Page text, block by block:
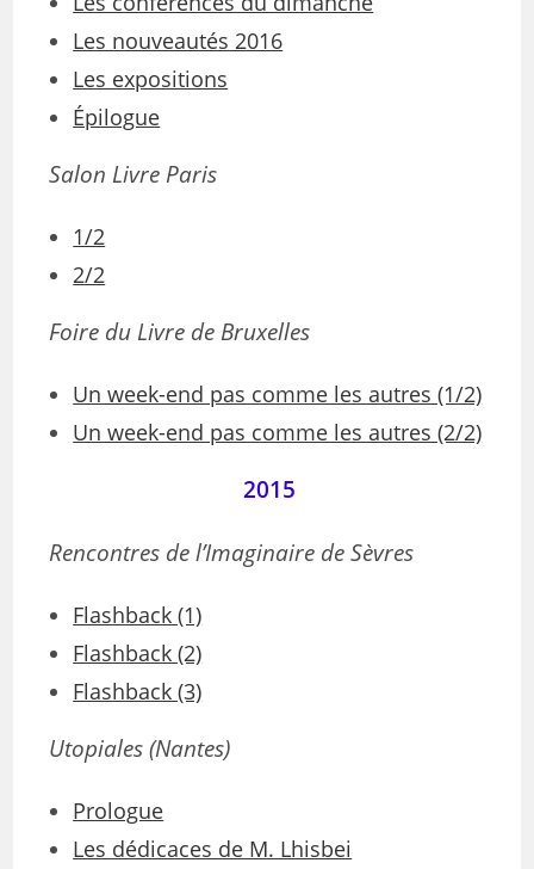
Les nouveautés 2016
Les expositions
Épilogue
Salon Livre Paris
1/2
2/2
Foire du Livre de Bruxelles
Un week-end pas comme les autres (1/2)
Un week-end pas comme les autres (2/2)
2015
Rencontres de l’Imaginaire de Sèvres
Flashback (1)
Flashback (2)
Flashback (3)
Utopiales(Nantes)
Prologue
Les dédicaces de M. Lhisbei